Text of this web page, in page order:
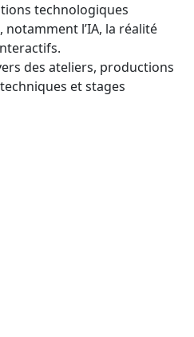
technologiques
l’IA, la réalité
des ateliers, productions
et stages